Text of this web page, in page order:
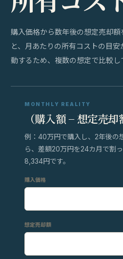
購入価格から数年後の想定売却額
と、月あたりの所有コストの目
動するため、複数の想定で比較し
MONTHLY REALITY
（購入額 − 想定売
例：40万円で購入し、2年後の
ら、差額20万円を24カ月で割
8,334円です。
購入価格
想定売却額